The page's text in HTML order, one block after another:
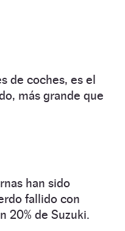
de coches, es el
más grande que
han sido
fallido con
20% de Suzuki.